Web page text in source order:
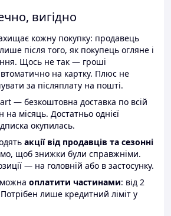
вигідно
кожну покупку: продавець
після того, як покупець огляне і
Щось не так — гроші
на картку. Плюс не
за післяплату на пошті.
— безкоштовна доставка по всій
на місяць. Достатньо однієї
окупилась.
акції від продавців та сезонні
щоб знижки були справжніми.
— на головній або в застосунку.
оплатити частинами: від 2
лише кредитний ліміт у